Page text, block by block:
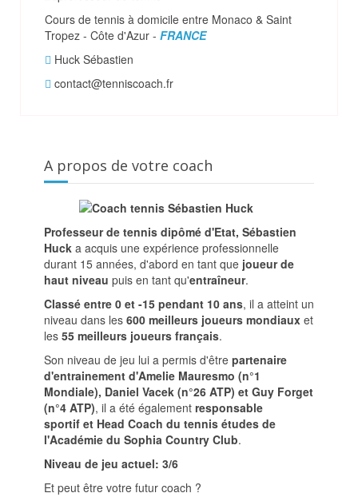
Cours de tennis à domicile entre Monaco & Saint
Tropez - Côte d'Azur - FRANCE
Huck Sébastien
contact@tenniscoach.fr
A propos de votre coach
Professeur de tennis dipômé d'Etat, Sébastien
Huck a acquis une expérience professionnelle
durant 15 années, d'abord en tant que joueur de
haut niveau puis en tant qu'entraîneur.
Classé entre 0 et -15 pendant 10 ans, il a atteint un
niveau dans les 600 meilleurs joueurs mondiaux et
les 55 meilleurs joueurs français.
Son niveau de jeu lui a permis d'être partenaire
d'entrainement d'Amelie Mauresmo (n°1
Mondiale), Daniel Vacek (n°26 ATP) et Guy Forget
(n°4 ATP), il a été également responsable
sportif et Head Coach du tennis études de
l'Académie du Sophia Country Club.
Niveau de jeu actuel: 3/6
Et peut être votre futur coach ?